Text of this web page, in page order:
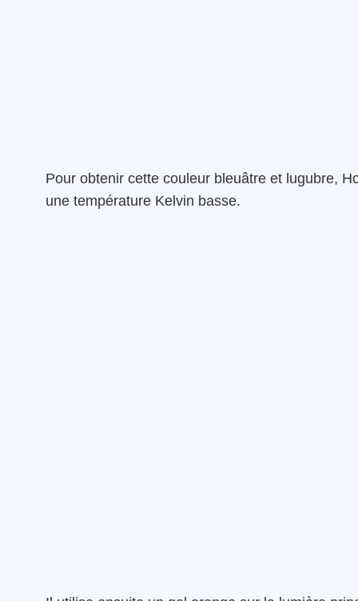
Pour obtenir cette couleur bleuâtre et lugubre,
une température Kelvin basse.